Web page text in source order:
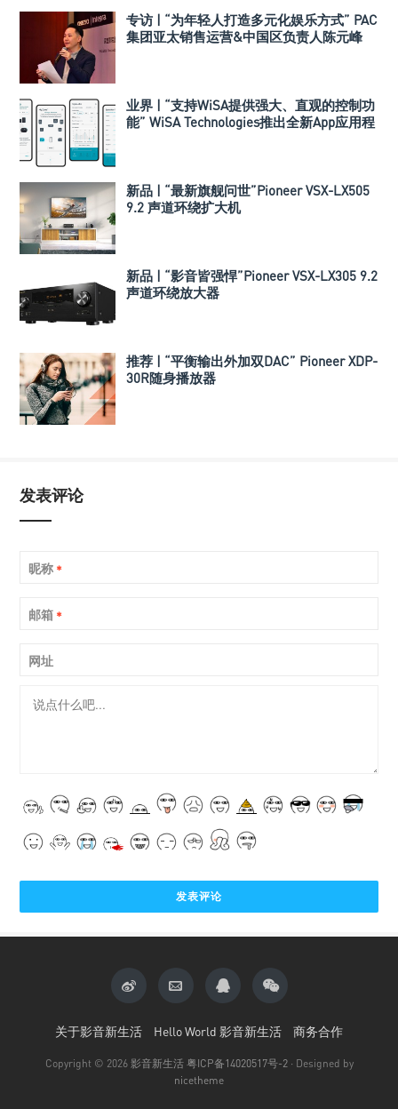
专访 | “为年轻人打造多元化娱乐方式” PAC
集团亚太销售运营&中国区负责人陈元峰
业界 | “支持WiSA提供强大、直观的控制功
能” WiSA Technologies推出全新App应用程
新品 | “最新旗舰问世”Pioneer VSX-LX505
9.2 声道环绕扩大机
新品 | “影音皆强悍”Pioneer VSX-LX305 9.2
声道环绕放大器
推荐 | “平衡输出外加双DAC” Pioneer XDP-
30R随身播放器
发表评论
昵称 *
邮箱 *
网址
关于影音新生活 Hello World 影音新生活 商务合作
Copyright © 2026 影音新生活 粤ICP备14020517号-2 · Designed by
nicetheme